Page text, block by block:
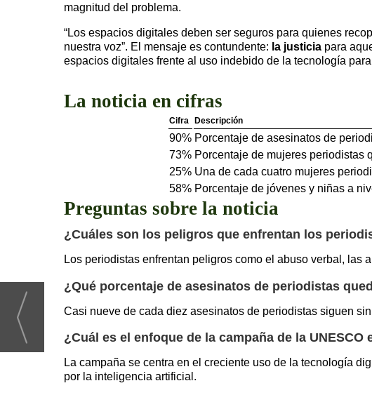
magnitud del problema.
“Los espacios digitales deben ser seguros para quienes
nuestra voz”. El mensaje es contundente: la justicia para
espacios digitales frente al uso indebido de la tecnología
La noticia en cifras
Cifra Descripción
90% Porcentaje de asesinatos de
73% Porcentaje de mujeres periodistas
25% Una de cada cuatro mujeres
58% Porcentaje de jóvenes y niñas a
Preguntas sobre la noticia
¿Cuáles son los peligros que enfrentan los
Los periodistas enfrentan peligros como el abuso verbal,
¿Qué porcentaje de asesinatos de periodistas
Casi nueve de cada diez asesinatos de periodistas siguen
¿Cuál es el enfoque de la campaña de la UNESCO
La campaña se centra en el creciente uso de la tecnología
por la inteligencia artificial.